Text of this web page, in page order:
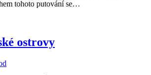
tohoto putování se…
ostrovy